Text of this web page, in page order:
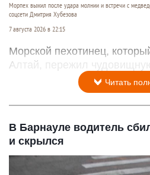
Морпех выжил после удара молнии и встречи с
соцсети Дмитрия Хубезова
7 августа 2026 в 22:15
Морской пехотинец,
Алтай, пережил
Читать
В Барнауле водитель
и скрылся